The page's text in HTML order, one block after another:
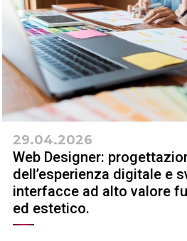
29.04.2026
Web Designer:
dell’esperienza digitale e
interfacce ad alto valore
ed estetico.